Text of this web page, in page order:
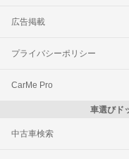
広告掲載
プライバシーポリシー
CarMe Pro
車選びド
中古車検索